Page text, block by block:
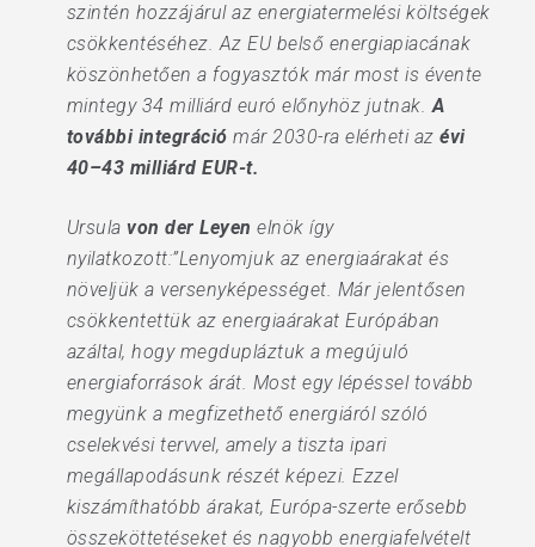
szintén hozzájárul az energiatermelési költségek
csökkentéséhez. Az EU belső energiapiacának
köszönhetően a fogyasztók már most is évente
mintegy 34 milliárd euró előnyhöz jutnak.A
további integrációmár 2030-ra elérheti azévi
40–43 milliárd EUR-t.
Ursulavon der Leyen elnök így
nyilatkozott:”Lenyomjuk az energiaárakat és
növeljük a versenyképességet. Már jelentősen
csökkentettük az energiaárakat Európában
azáltal, hogy megdupláztuk a megújuló
energiaforrások árát. Most egy lépéssel tovább
megyünk a megfizethető energiáról szóló
cselekvési tervvel, amely a tiszta ipari
megállapodásunk részét képezi. Ezzel
kiszámíthatóbb árakat, Európa-szerte erősebb
összeköttetéseket és nagyobb energiafelvételt